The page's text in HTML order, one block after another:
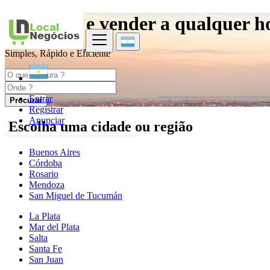
Entrar
Registrar
Anunciar
Comprar e vender a qualquer
Simples, Rápido e Eficiente
Procurar
Escolha uma cidade ou região
Buenos Aires
Córdoba
Rosario
Mendoza
San Miguel de Tucumán
La Plata
Mar del Plata
Salta
Santa Fe
San Juan